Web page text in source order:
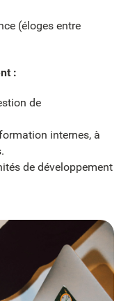
(éloges entre
:
de
internes, à
de développement